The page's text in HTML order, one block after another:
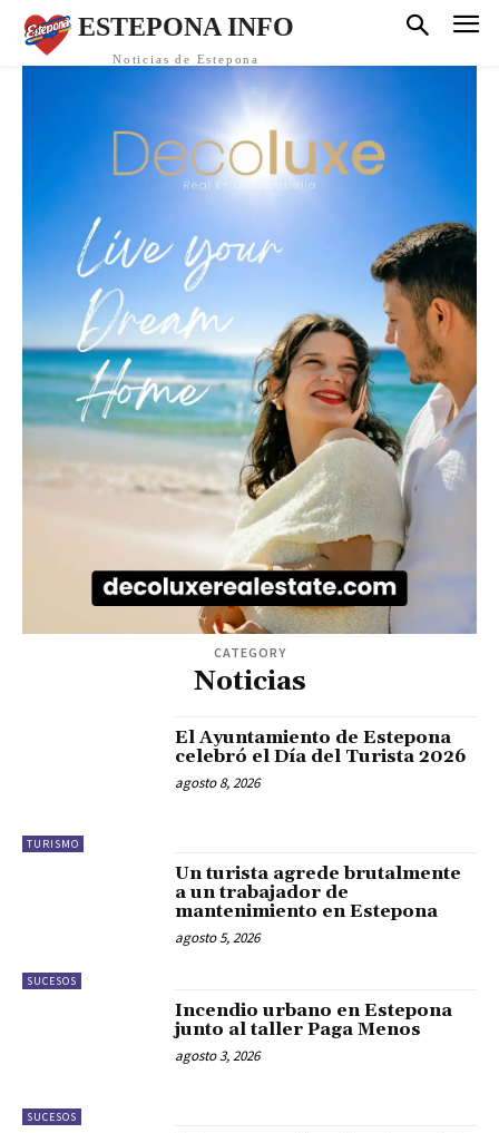
ESTEPONA INFO
Noticias de Estepona
CATEGORY
Noticias
TURISMO
El Ayuntamiento de Estepona
celebró el Día del Turista 2026
agosto 8, 2026
SUCESOS
Un turista agrede brutalmente
a un trabajador de
mantenimiento en Estepona
agosto 5, 2026
SUCESOS
Incendio urbano en Estepona
junto al taller Paga Menos
agosto 3, 2026